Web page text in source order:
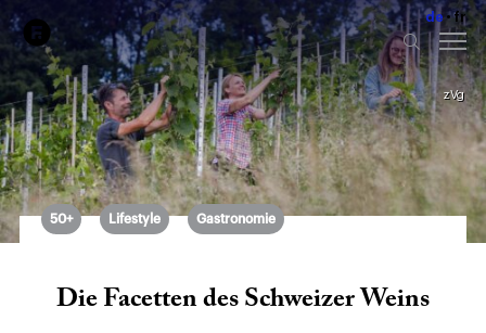
de fr
zVg
50+ Lifestyle Gastronomie
Die Facetten des Schweizer Weins